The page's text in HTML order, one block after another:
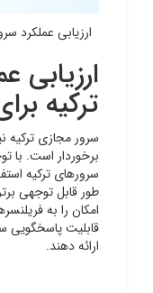
ارزیابی عملکرد
ارزیابی
ترکیه
سرور مجازی ترکیه
برخوردار است. با
سرورهای ترکیه
طور قابل توجهی
امکان را به
قابلیت پاسخگویی
ارائه دهند.